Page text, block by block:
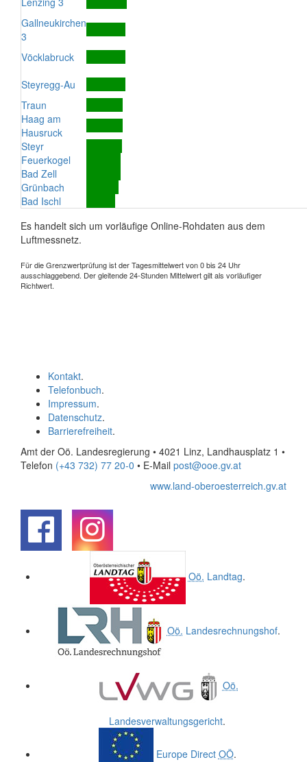
Gallneukirchen
3
Vöcklabruck
Steyregg-Au
Traun
Haag am
Hausruck
Steyr
Feuerkogel
Bad Zell
Grünbach
Bad Ischl
Es handelt sich um vorläufige Online-Rohdaten aus dem
Luftmessnetz.
Für die Grenzwertprüfung ist der Tagesmittelwert von 0 bis 24 Uhr
ausschlaggebend. Der gleitende 24-Stunden Mittelwert gilt als vorläufiger
Richtwert.
Kontakt.
Telefonbuch.
Impressum.
Datenschutz.
Barrierefreiheit.
Amt der Oö. Landesregierung • 4021 Linz, Landhausplatz 1 •
Telefon (+43 732) 77 20-0 • E-Mail post@ooe.gv.at
www.land-oberoesterreich.gv.at
Oö. Landtag.
Oö. Landesrechnungshof.
Oö.
Landesverwaltungsgericht.
Europe Direct OÖ.